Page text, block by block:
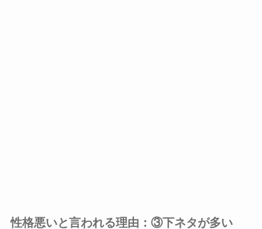
性格悪いと言われる理由：③下ネタが多い